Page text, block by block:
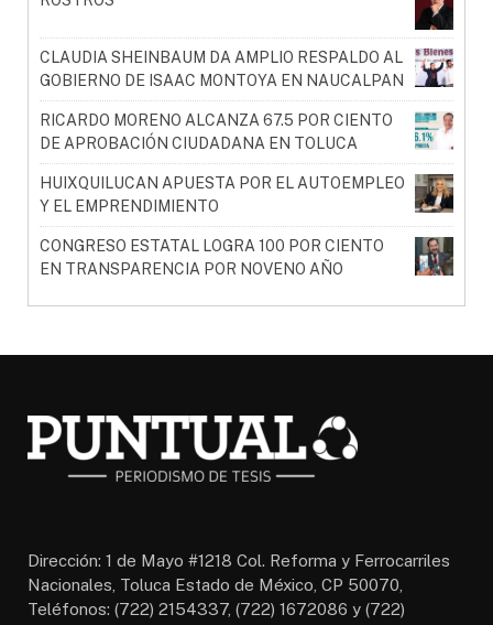
CLAUDIA SHEINBAUM DA AMPLIO RESPALDO AL
GOBIERNO DE ISAAC MONTOYA EN NAUCALPAN
RICARDO MORENO ALCANZA 67.5 POR CIENTO
DE APROBACIÓN CIUDADANA EN TOLUCA
HUIXQUILUCAN APUESTA POR EL AUTOEMPLEO
Y EL EMPRENDIMIENTO
CONGRESO ESTATAL LOGRA 100 POR CIENTO
EN TRANSPARENCIA POR NOVENO AÑO
Dirección: 1 de Mayo #1218 Col. Reforma y Ferrocarriles
Nacionales, Toluca Estado de México, CP 50070,
Teléfonos: (722) 2154337, (722) 1672086 y (722)